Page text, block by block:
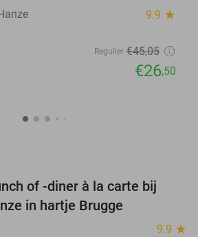
9.9 star
Regulier €45,05
€26,50
41%
of -diner à la carte bij
in hartje Brugge
9.9 star